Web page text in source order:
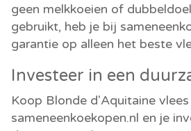
geen melkkoeien of
gebruikt, heb je bij
garantie op alleen het beste
Investeer in een
Koop Blonde d'Aquitaine vlees
sameneenkoekopen.nl en je